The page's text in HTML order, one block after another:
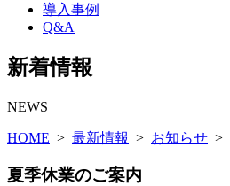
導入事例
Q&A
新着情報
NEWS
HOME > 最新情報 > お知らせ >
夏季休業のご案内